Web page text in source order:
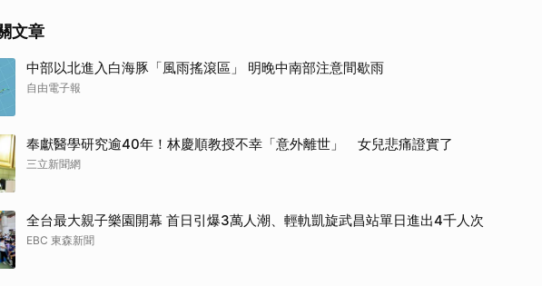
文章
中部以北進入白海豚「風雨搖滾區」 明晚中南部注意間歇雨
自由電子報
奉獻醫學研究逾40年！林慶順教授不幸「意外離世」 女兒悲痛證實了
三立新聞網
全台最大親子樂園開幕 首日引爆3萬人潮、輕軌凱旋武昌站單日進出4千人次
EBC 東森新聞